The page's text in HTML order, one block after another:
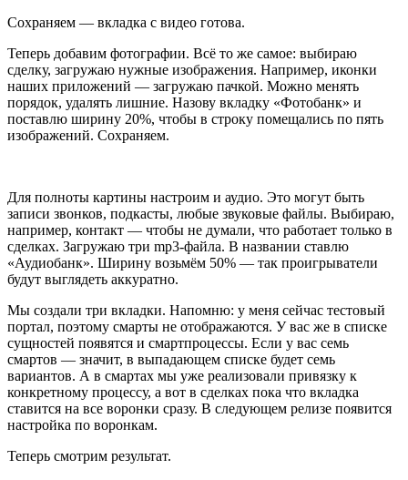
Сохраняем — вкладка с видео готова.
Теперь добавим фотографии. Всё то же самое: выбираю
сделку, загружаю нужные изображения. Например, иконки
наших приложений — загружаю пачкой. Можно менять
порядок, удалять лишние. Назову вкладку «Фотобанк» и
поставлю ширину 20%, чтобы в строку помещались по пять
изображений. Сохраняем.
Для полноты картины настроим и аудио. Это могут быть
записи звонков, подкасты, любые звуковые файлы. Выбираю,
например, контакт — чтобы не думали, что работает только в
сделках. Загружаю три mp3-файла. В названии ставлю
«Аудиобанк». Ширину возьмём 50% — так проигрыватели
будут выглядеть аккуратно.
Мы создали три вкладки. Напомню: у меня сейчас тестовый
портал, поэтому смарты не отображаются. У вас же в списке
сущностей появятся и смартпроцессы. Если у вас семь
смартов — значит, в выпадающем списке будет семь
вариантов. А в смартах мы уже реализовали привязку к
конкретному процессу, а вот в сделках пока что вкладка
ставится на все воронки сразу. В следующем релизе появится
настройка по воронкам.
Теперь смотрим результат.